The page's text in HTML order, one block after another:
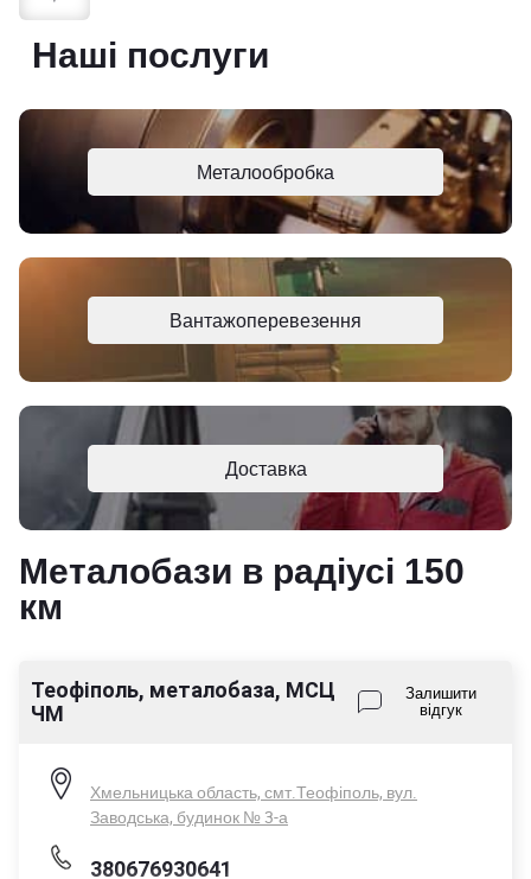
Наші послуги
Металообробка
Вантажоперевезення
Доставка
Металобази в радіусі 150
км
Теофіполь, металобаза, МСЦ
ЧМ
Залишити
відгук
Хмельницька область, смт.Теофіполь, вул.
Заводська, будинок № 3-а
380676930641